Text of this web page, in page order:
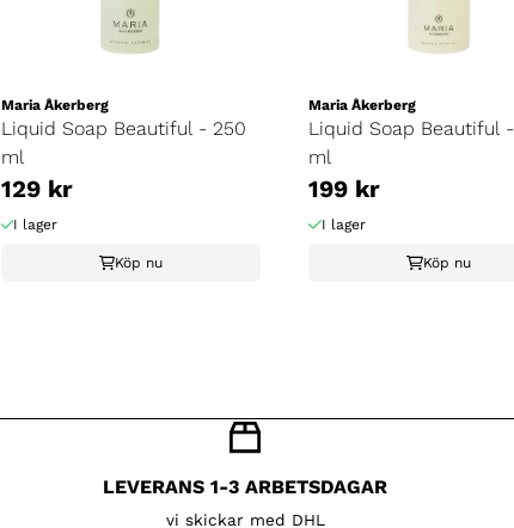
Maria Åkerberg
Liquid Soap Beautiful - 250
ml
129 kr
I lager
Köp nu
Maria Åkerberg
Liquid Soap Beautiful
ml
199 kr
I lager
Köp nu
LEVERANS 1-3 ARBETSDAGAR
vi skickar med DHL